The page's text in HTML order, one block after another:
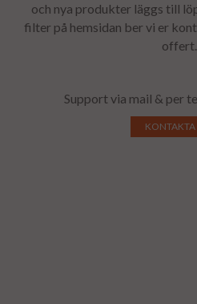
och nya produkter läggs till
filter på hemsidan ber vi er
offert.
Support via mail & per
KONTAKTA